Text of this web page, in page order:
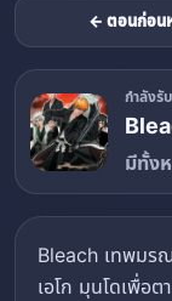
← ตอนก่อน
กำลังรั
มีทั้ง
Bleach เทพมร
เอโก มุนโดเพื่อต